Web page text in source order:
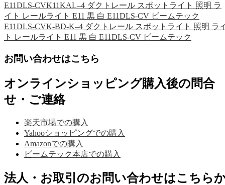
E11DLS-CVK11KAL–4 ダクトレール スポットライト 照明 ラ
イト レールライト E11 黒 白 E11DLS-CV ビームテック
E11DLS-CVK-BD-K–4 ダクトレール スポットライト 照明 ラ
ト レールライト E11 黒 白 E11DLS-CV ビームテック
お問い合わせはこちら
オンラインショッピング購入後の問合
せ・ご連絡
楽天市場での購入
Yahooショッピングでの購入
Amazonでの購入
ビームテック本店での購入
法人・お取引のお問い合わせはこちら